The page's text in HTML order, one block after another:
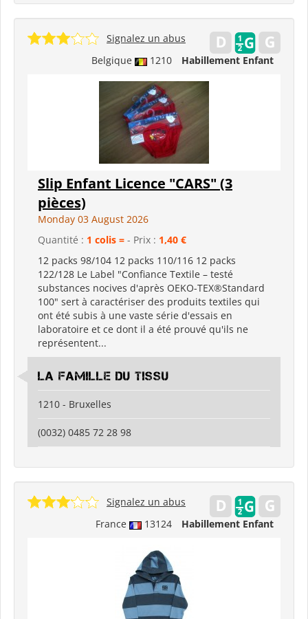
Belgique 1210 Habillement Enfant
Signalez un abus
Slip Enfant Licence "CARS" (3
pièces)
Monday 03 August 2026
Quantité : 1 colis = - Prix : 1,40 €
12 packs 98/104 12 packs 110/116 12 packs
122/128 Le Label "Confiance Textile – testé
substances nocives d'après OEKO-TEX®Standard
100" sert à caractériser des produits textiles qui
ont été subis à une vaste série d'essais en
laboratoire et ce dont il a été prouvé qu'ils ne
représentent...
LA FAMILLE DU TISSU
1210 - Bruxelles
(0032) 0485 72 28 98
France 13124 Habillement Enfant
Signalez un abus